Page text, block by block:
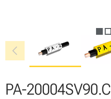
chevron_left
PA-20004SV90.C